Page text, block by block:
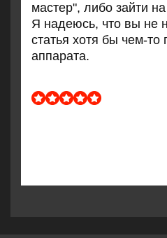
мастер", либο зайти
Я надеюсь, что вы не
статья хотя бы чем-
аппарата.